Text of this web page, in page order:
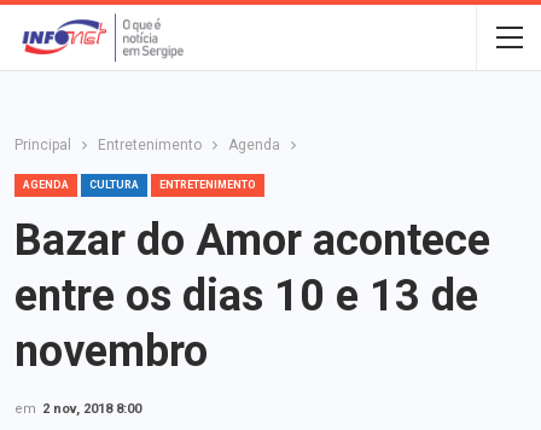
Principal Entretenimento Agenda
AGENDA CULTURA ENTRETENIMENTO
Bazar do Amor acontece
entre os dias 10 e 13 de
novembro
em 2 nov, 2018 8:00